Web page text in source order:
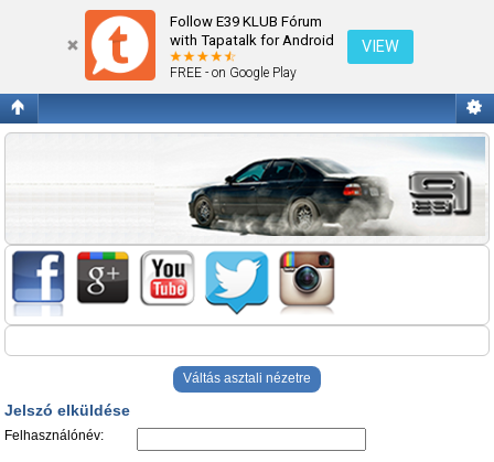
Follow E39 KLUB Fórum
with Tapatalk for Android
FREE - on Google Play
VIEW
Jelszó elküldése
Váltás asztali nézetre
Jelszó elküldése
Felhasználónév: